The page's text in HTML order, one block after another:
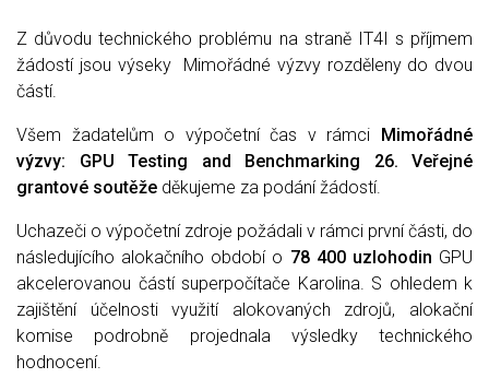
Z důvodu technického problému na straně IT4I s příjmem
žádostí jsou výseky Mimořádné výzvy rozděleny do dvou
částí.
Všem žadatelům o výpočetní čas v rámci Mimořádné
výzvy: GPU Testing and Benchmarking 26. Veřejné
grantové soutěže děkujeme za podání žádostí.
Uchazeči o výpočetní zdroje požádali v rámci první části, do
následujícího alokačního období o 78 400 uzlohodin GPU
akcelerovanou částí superpočítače Karolina. S ohledem k
zajištění účelnosti využití alokovaných zdrojů, alokační
komise podrobně projednala výsledky technického
hodnocení.